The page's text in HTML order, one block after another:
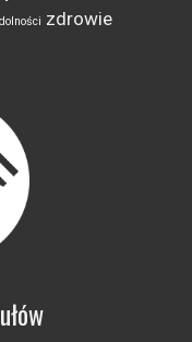
zdrowie